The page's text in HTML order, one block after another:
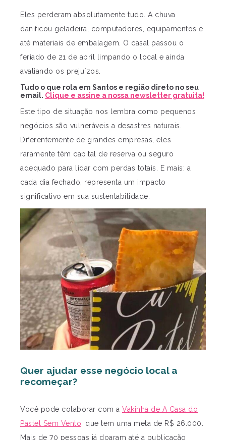
Eles perderam absolutamente tudo. A chuva
danificou geladeira, computadores, equipamentos e
até materiais de embalagem. O casal passou o
feriado de 21 de abril limpando o local e ainda
avaliando os prejuízos.
Tudo o que rola em Santos e região direto no seu
email. Clique e assine a nossa newsletter gratuita!
Este tipo de situação nos lembra como pequenos
negócios são vulneráveis a desastres naturais.
Diferentemente de grandes empresas, eles
raramente têm capital de reserva ou seguro
adequado para lidar com perdas totais. E mais: a
cada dia fechado, representa um impacto
significativo em sua sustentabilidade.
Quer ajudar esse negócio local a
recomeçar?
Você pode colaborar com a Vakinha de A Casa do
Pastel Sem Vento , que tem uma meta de R$ 26.000.
Mais de 70 pessoas já doaram até a publicação